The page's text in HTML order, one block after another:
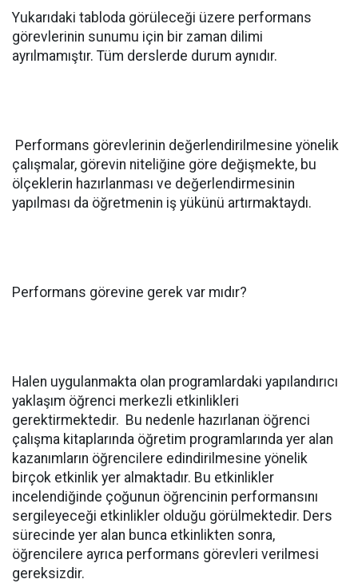
Yukarıdaki tabloda görüleceği üzere performans
görevlerinin sunumu için bir zaman dilimi
ayrılmamıştır. Tüm derslerde durum aynıdır.
Performans görevlerinin değerlendirilmesine yönelik
çalışmalar, görevin niteliğine göre değişmekte, bu
ölçeklerin hazırlanması ve değerlendirmesinin
yapılması da öğretmenin iş yükünü artırmaktaydı.
Performans görevine gerek var mıdır?
Halen uygulanmakta olan programlardaki yapılandırıcı
yaklaşım öğrenci merkezli etkinlikleri
gerektirmektedir. Bu nedenle hazırlanan öğrenci
çalışma kitaplarında öğretim programlarında yer alan
kazanımların öğrencilere edindirilmesine yönelik
birçok etkinlik yer almaktadır. Bu etkinlikler
incelendiğinde çoğunun öğrencinin performansını
sergileyeceği etkinlikler olduğu görülmektedir. Ders
sürecinde yer alan bunca etkinlikten sonra,
öğrencilere ayrıca performans görevleri verilmesi
gereksizdir.